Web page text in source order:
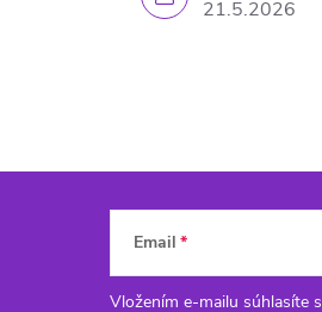
21.5.2026
Email
Vložením e-mailu súhlasíte s